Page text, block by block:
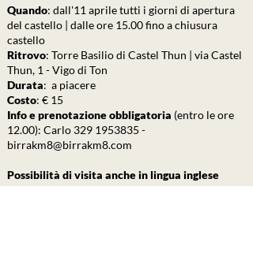
Quando:​ dall'11 aprile tutti i giorni di apertura
del castello | dalle ore 15.00 fino a chiusura
castello
Ritrovo: Torre Basilio di Castel Thun | via Castel
Thun, 1 - Vigo di Ton
Durata: a piacere
Costo: € 15
Info e prenotazione obbligatoria (entro le ore
12.00): Carlo 329 1953835 -
birrakm8@birrakm8.com
Possibilità di visita anche in lingua inglese